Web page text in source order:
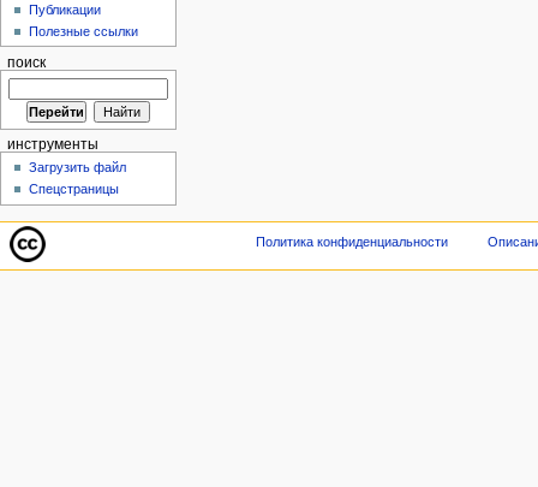
Публикации
Полезные ссылки
поиск
инструменты
Загрузить файл
Спецстраницы
Политика конфиденциальности